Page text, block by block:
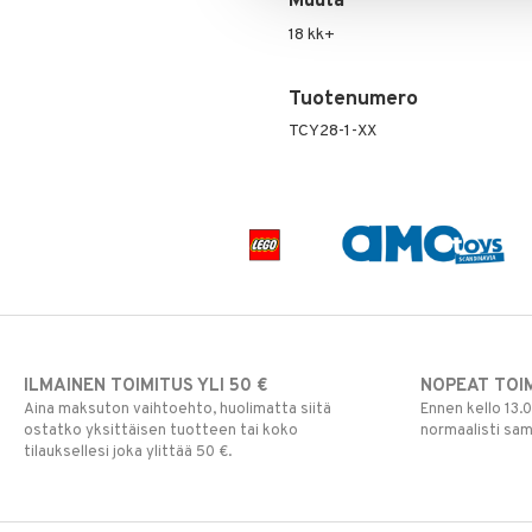
18 kk+
Tuotenumero
TCY28-1-XX
ILMAINEN TOIMITUS YLI 50 €
Aina maksuton vaihtoehto, huolimatta siitä
ostatko yksittäisen tuotteen tai koko
tilauksellesi joka ylittää 50 €.
NOPEAT
Ennen kello
normaalisti